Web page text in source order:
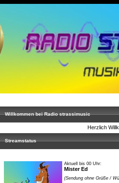
Willkommen bei Radio strassimusic
Herzlich
Streamstatus
Aktuell bis 00 Uhr:
Mister Ed
(Sendung ohne Grüße /